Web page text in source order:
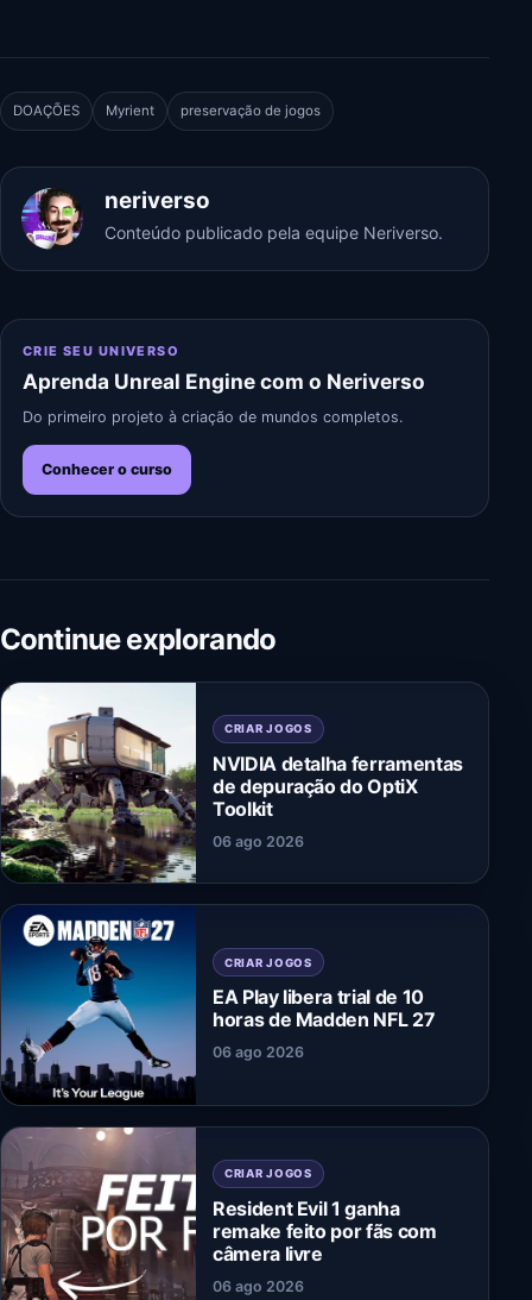
DOAÇÕES Myrient preservação de jogos
neriverso
Conteúdo publicado pela equipe Neriverso.
CRIE SEU UNIVERSO
Aprenda Unreal Engine com o Neriverso
Do primeiro projeto à criação de mundos completos.
Conhecer o curso
Continue explorando
CRIAR JOGOS
NVIDIA detalha ferramentas
de depuração do OptiX
Toolkit
06 ago 2026
CRIAR JOGOS
EA Play libera trial de 10
horas de Madden NFL 27
06 ago 2026
CRIAR JOGOS
Resident Evil 1 ganha
remake feito por fãs com
câmera livre
06 ago 2026